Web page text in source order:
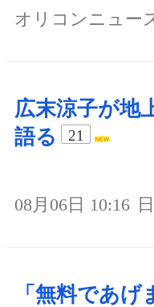
オリコンニュー
広末涼子が地
語る
21
08月06日 10:16
「無料であ